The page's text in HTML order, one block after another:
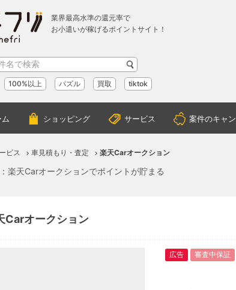
業界最高水準の還元率で
お小遣いが稼げるポイントサイト！
100%以上 パズル 買取 tiktok
ム ショッピング サービス 案件のキャ
ビス 車見積もり・査定 楽天Carオークション
楽天Carオークションでポイントが貯まる
Carオークション
広告 審査中保証